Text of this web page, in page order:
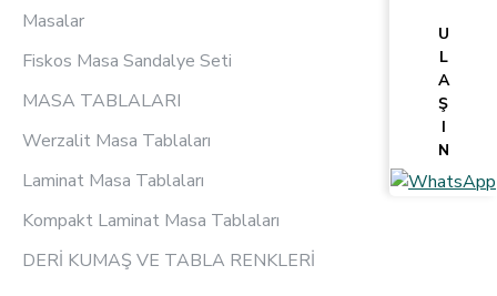
Masalar
Fiskos Masa Sandalye Seti
MASA TABLALARI
Werzalit Masa Tablaları
Laminat Masa Tablaları
Kompakt Laminat Masa Tablaları
DERİ KUMAŞ VE TABLA RENKLERİ
U
L
A
Ş
I
N